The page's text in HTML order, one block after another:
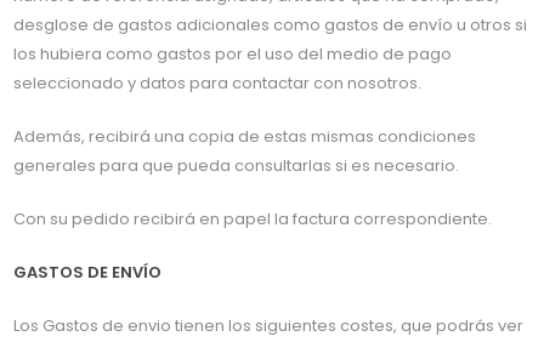
desglose de gastos adicionales como gastos de envío u otros si
los hubiera como gastos por el uso del medio de pago
seleccionado y datos para contactar con nosotros.
Además, recibirá una copia de estas mismas condiciones
generales para que pueda consultarlas si es necesario.
Con su pedido recibirá en papel la factura correspondiente.
GASTOS DE ENVÍO
Los Gastos de envio tienen los siguientes costes, que podrás ver